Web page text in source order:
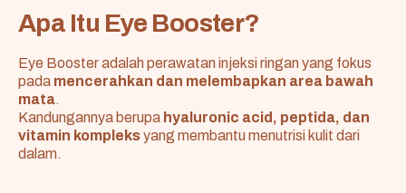
Apa Itu Eye Booster?
Eye Booster adalah perawatan injeksi ringan yang fokus
pada mencerahkan dan melembapkan area bawah
mata.
Kandungannya berupa hyaluronic acid, peptida, dan
vitamin kompleksyang membantu menutrisi kulit dari
dalam.